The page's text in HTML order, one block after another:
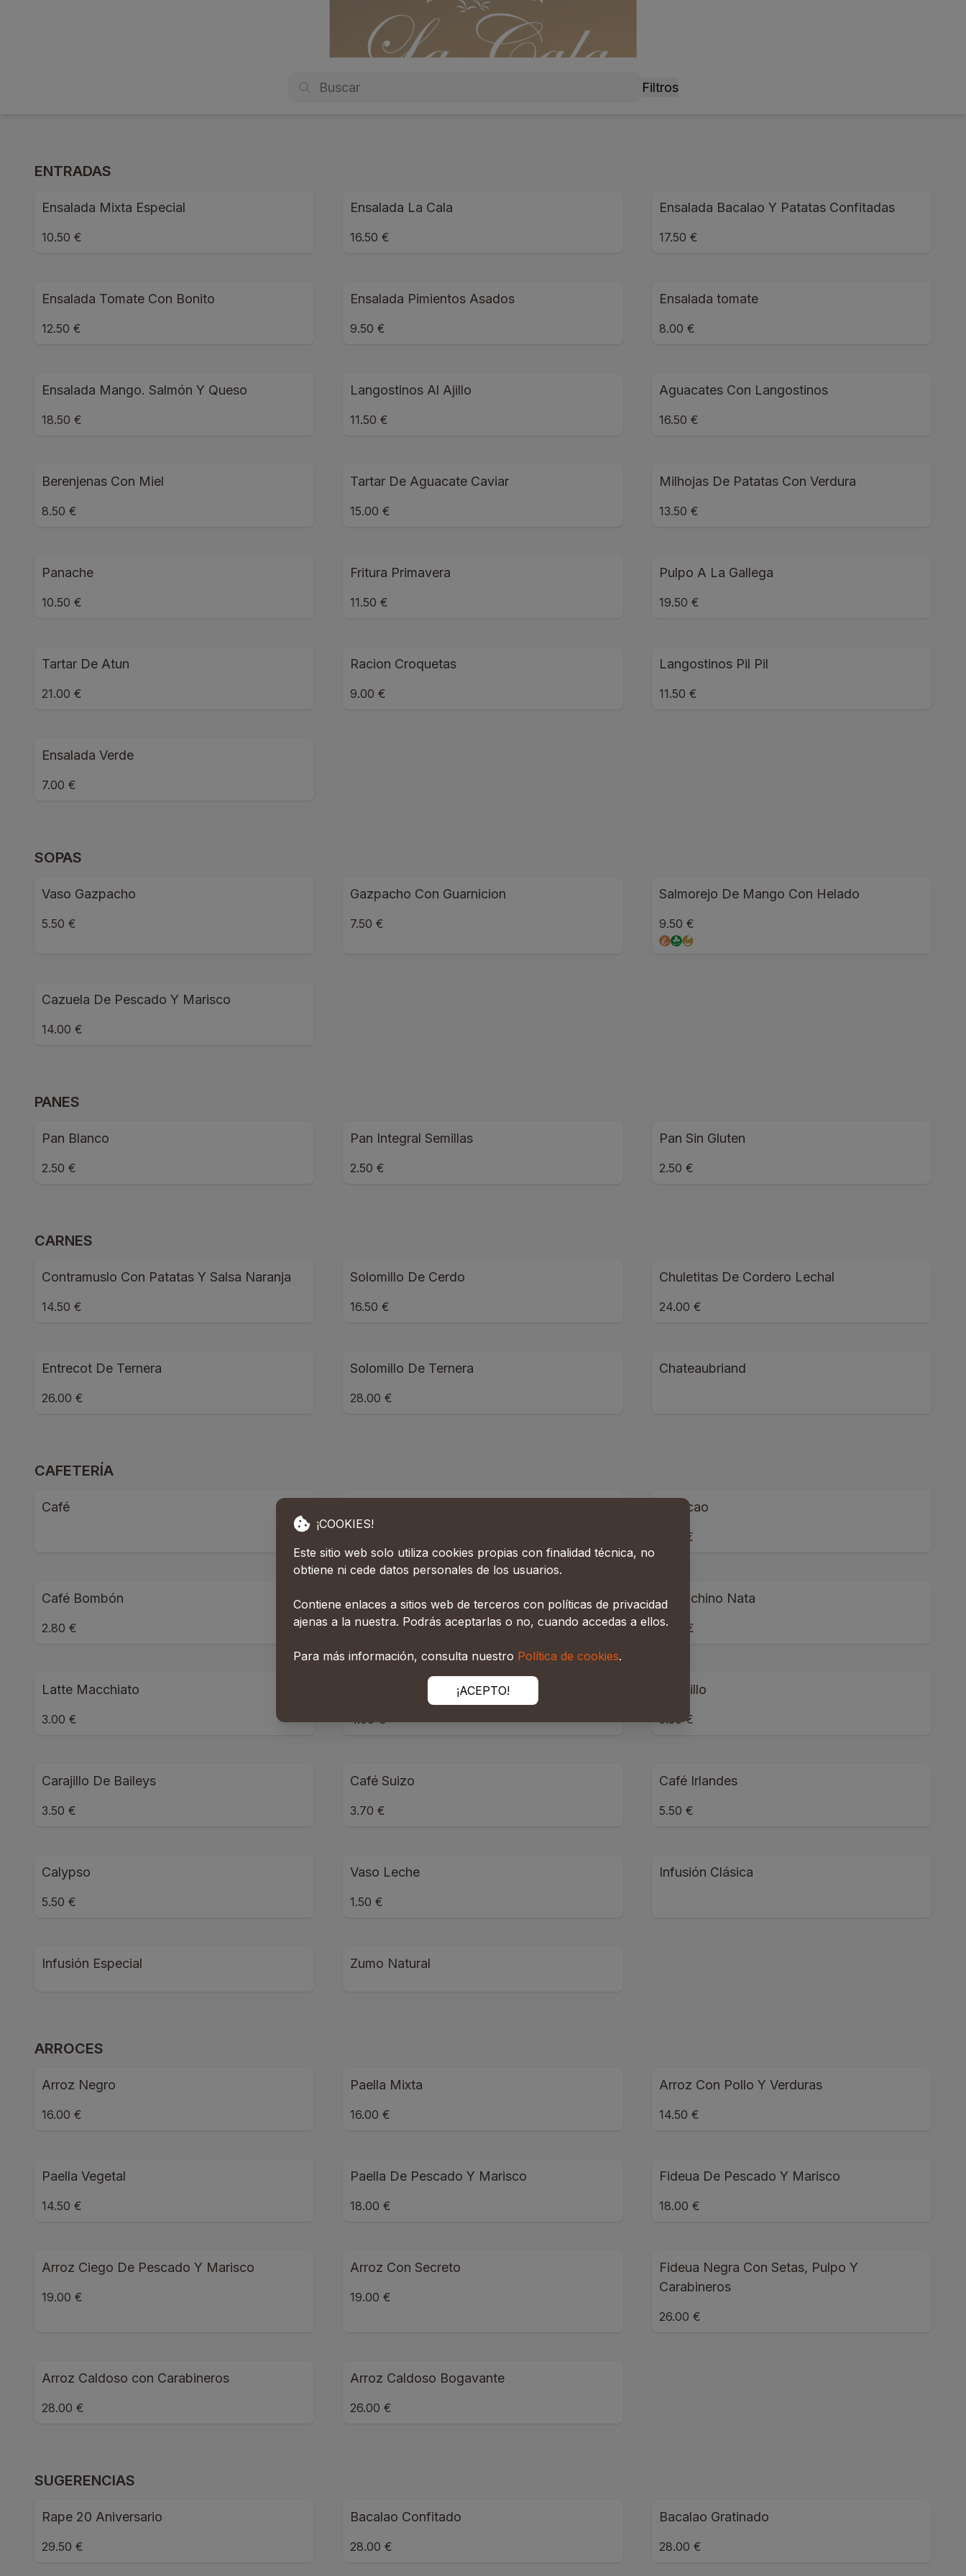
Filtros
ENTRADAS
Ensalada Mixta Especial
10.50 €
Ensalada La Cala
16.50 €
Ensalada Bacalao Y Patatas Confitadas
17.50 €
Ensalada Tomate Con Bonito
12.50 €
Ensalada Pimientos Asados
9.50 €
Ensalada tomate
8.00 €
Ensalada Mango. Salmón Y Queso
18.50 €
Langostinos Al Ajillo
11.50 €
Aguacates Con Langostinos
16.50 €
Berenjenas Con Miel
8.50 €
Tartar De Aguacate Caviar
15.00 €
Milhojas De Patatas Con Verdura
13.50 €
Panache
10.50 €
Fritura Primavera
11.50 €
Pulpo A La Gallega
19.50 €
Tartar De Atun
21.00 €
Racion Croquetas
9.00 €
Langostinos Pil Pil
11.50 €
Ensalada Verde
7.00 €
SOPAS
Vaso Gazpacho
5.50 €
Gazpacho Con Guarnicion
7.50 €
Salmorejo De Mango Con Helado
9.50 €
Cazuela De Pescado Y Marisco
14.00 €
PANES
Pan Blanco
2.50 €
Pan Integral Semillas
2.50 €
Pan Sin Gluten
2.50 €
CARNES
Contramuslo Con Patatas Y Salsa Naranja
14.50 €
Solomillo De Cerdo
16.50 €
Chuletitas De Cordero Lechal
24.00 €
Entrecot De Ternera
26.00 €
Solomillo De Ternera
28.00 €
Chateaubriand
CAFETERÍA
Café Colacao
2.50 €
Café Bombón
2.80 €
Capuccino Crema
2.80 €
Capuchino Nata
3.00 €
Latte Macchiato
3.00 €
Café Solo Con Helado
4.00 €
Carajillo
3.50 €
Carajillo De Baileys
3.50 €
Café Suizo
3.70 €
Café Irlandes
5.50 €
Calypso
5.50 €
Vaso Leche
1.50 €
Infusión Clásica
Infusión Especial Zumo Natural
ARROCES
Arroz Negro
16.00 €
Paella Mixta
16.00 €
Arroz Con Pollo Y Verduras
14.50 €
Paella Vegetal
14.50 €
Paella De Pescado Y Marisco
18.00 €
Fideua De Pescado Y Marisco
18.00 €
Arroz Ciego De Pescado Y Marisco
19.00 €
Arroz Con Secreto
19.00 €
Fideua Negra Con Setas, Pulpo Y
Carabineros
26.00 €
Arroz Caldoso con Carabineros
28.00 €
Arroz Caldoso Bogavante
26.00 €
SUGERENCIAS
Rape 20 Aniversario
29.50 €
Bacalao Confitado
28.00 €
Bacalao Gratinado
28.00 €
¡COOKIES!
Este sitio web solo utiliza cookies propias con finalidad técnica, no
obtiene ni cede datos personales de los usuarios.
Contiene enlaces a sitios web de terceros con políticas de privacidad
ajenas a la nuestra. Podrás aceptarlas o no, cuando accedas a ellos.
Para más información, consulta nuestro Política de cookies.
¡ACEPTO!